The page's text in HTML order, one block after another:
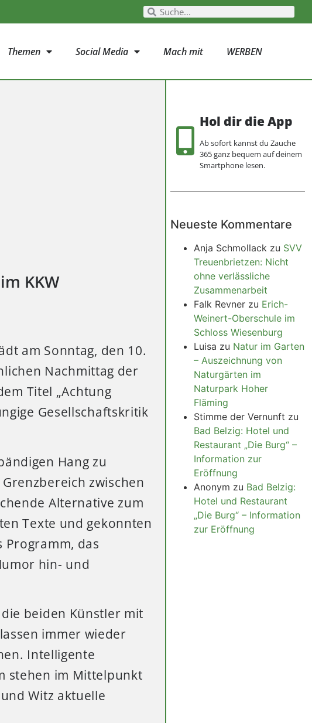
Themen Social Media Mach mit WERBEN
KKW
am Sonntag, den 10.
Nachmittag der
Titel „Achtung
Gesellschaftskritik
Hang zu
zwischen
Alternative zum
Texte und gekonnten
Programm, das
hin- und
beiden Künstler mit
immer wieder
Intelligente
stehen im Mittelpunkt
Witz aktuelle
Hol dir die App
Ab sofort kannst du Zauche
365 ganz bequem auf deinem
Smartphone lesen.
Neueste Kommentare
Anja Schmollack zu SVV
Treuenbrietzen: Nicht
ohne verlässliche
Zusammenarbeit
Falk Revner zu Erich-
Weinert-Oberschule im
Schloss Wiesenburg
Luisa zu Natur im Garten
– Auszeichnung von
Naturgärten im
Naturpark Hoher
Fläming
Stimme der Vernunft zu
Bad Belzig: Hotel und
Restaurant „Die Burg“ –
Information zur
Eröffnung
Anonym zu Bad Belzig:
Hotel und Restaurant
„Die Burg“ – Information
zur Eröffnung